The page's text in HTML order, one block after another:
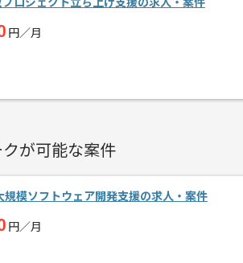
のコ
複数案件を保有している企業ですので、
ご経験と実績に応じて別案件のご提案
新しいアイディアや技術を積極的に導入
経験豊富なメンバーと成長が出来る環境
円／月
が可能な案件
規模ソフトウェア開発支援の求人・案件
円／月